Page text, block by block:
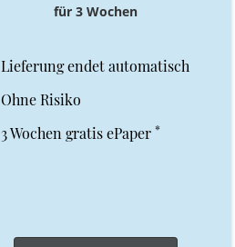
für 3 Wochen
Lieferung endet automatisch
Ohne Risiko
3 Wochen gratis ePaper *